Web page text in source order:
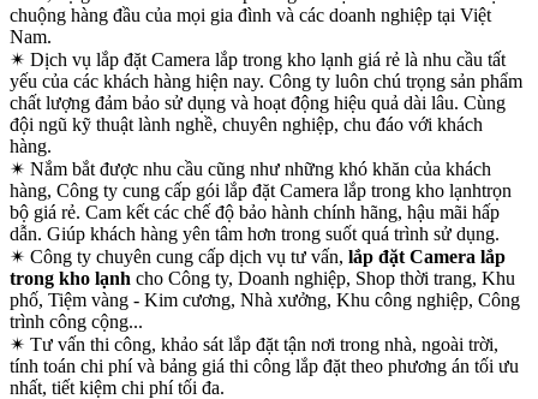
chuộng hàng đầu của mọi gia đình và các doanh nghiệp tại Việt
Nam.
✴ Dịch vụ lắp đặt Camera lắp trong kho lạnh giá rẻ là nhu cầu tất
yếu của các khách hàng hiện nay. Công ty luôn chú trọng sản phẩm
chất lượng đảm bảo sử dụng và hoạt động hiệu quả dài lâu. Cùng
đội ngũ kỹ thuật lành nghề, chuyên nghiệp, chu đáo với khách
hàng.
✴ Nắm bắt được nhu cầu cũng như những khó khăn của khách
hàng, Công ty cung cấp gói lắp đặt Camera lắp trong kho lạnhtrọn
bộ giá rẻ. Cam kết các chế độ bảo hành chính hãng, hậu mãi hấp
dẫn. Giúp khách hàng yên tâm hơn trong suốt quá trình sử dụng.
✴ Công ty chuyên cung cấp dịch vụ tư vấn, lắp đặt Camera lắp
trong kho lạnh cho Công ty, Doanh nghiệp, Shop thời trang, Khu
phố, Tiệm vàng - Kim cương, Nhà xưởng, Khu công nghiệp, Công
trình công cộng...
✴ Tư vấn thi công, khảo sát lắp đặt tận nơi trong nhà, ngoài trời,
tính toán chi phí và bảng giá thi công lắp đặt theo phương án tối ưu
nhất, tiết kiệm chi phí tối đa.